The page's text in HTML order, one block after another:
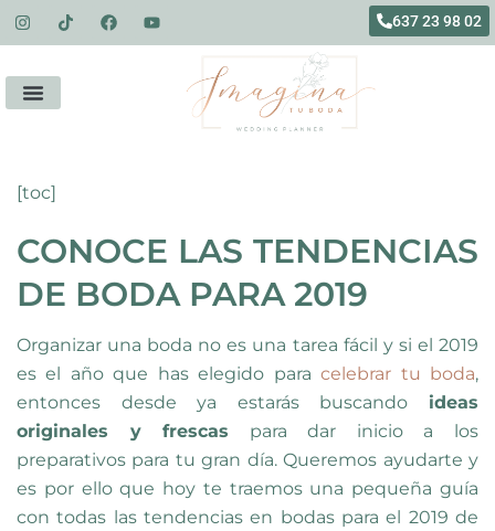
637 23 98 02
[toc]
CONOCE LAS TENDENCIAS
DE BODA PARA 2019
Organizar una boda no es una tarea fácil y si el 2019
es el año que has elegido paracelebrar tu boda,
entonces desde ya estarás buscando ideas
originales y frescas para dar inicio a los
preparativos para tu gran día. Queremos ayudarte y
es por ello que hoy te traemos una pequeña guía
con todas las tendencias en bodas para el 2019 de